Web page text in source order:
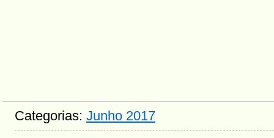
Categorias: Junho 2017